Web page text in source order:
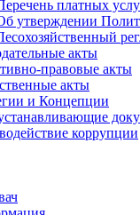
платных
утверждении
акты
правовые акты
акты
и Концепции
коррупции